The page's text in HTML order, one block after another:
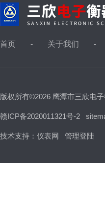
首页 关于我们
版权所有©2026 鹰潭市三欣电
赣ICP备2020011321号-2
技术支持： 仪表网 管理登陆